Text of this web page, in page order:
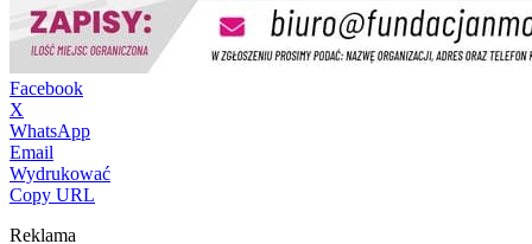
Facebook
X
WhatsApp
Email
Wydrukować
Copy URL
Reklama